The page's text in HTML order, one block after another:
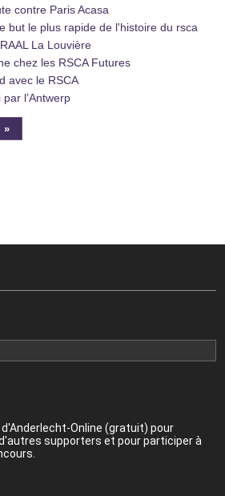
contre Paris Acasa
but le plus rapide de l'histoire du rsca
La Louvière
chez les RSCA Futures
avec le RSCA
l’Antwerp
»
d'Anderlecht-Online (gratuit) pour
supporters et pour participer à